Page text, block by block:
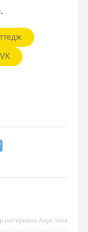
материала Anya Sova